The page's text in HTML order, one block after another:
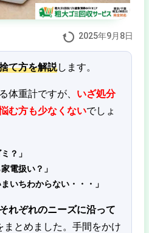
2025年9月8日
て方を解説します。
体重計ですが、 いざ処分
む方も少なくないでしょ
？」
電扱い？」
いちわからない・・・」
それぞれのニーズに沿って
まとめました。手間をかけ